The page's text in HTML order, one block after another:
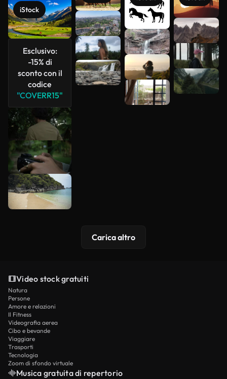
iStock
Esclusivo:
-15% di
sconto con il
codice
"COVERR15"
Scopri di
più
Carica altro
Video stock gratuiti
Natura
Persone
Amore e relazioni
Il Fitness
Videografia aerea
Cibo e bevande
Viaggiare
Trasporti
Tecnologia
Zoom di sfondo virtuale
Musica gratuita di repertorio